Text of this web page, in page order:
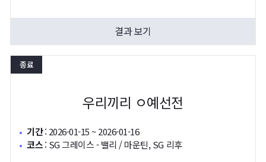
결과 보기
종료
우리끼리 ㅇ예선전
기간: 2026-01-15 ~ 2026-01-16
코스: SG 그레이스 - 밸리 / 마운틴, SG 리후